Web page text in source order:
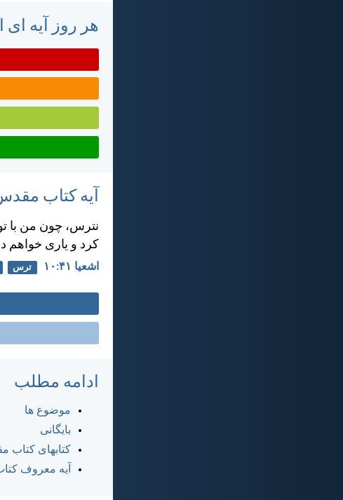
هر روز آیه
آیه کتاب
نترس، چون من با
كرد و ياری خواهم
اشعيا ۴۱:‏۱۰ ترس
ادامه مطلب
موضوع ها
بایگانی
کتابهای کتاب
آیه معروف